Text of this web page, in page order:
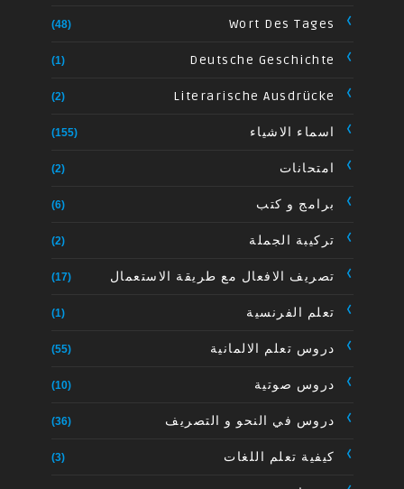
Wort Des Tages
(48)
Deutsche Geschichte
(1)
Literarische Ausdrücke
(2)
اسماء الاشياء (155)
امتحانات (2)
برامج و كتب (6)
تركيبة الجملة (2)
تصريف الافعال مع طريقة الاستعمال (17)
تعلم الفرنسية (1)
دروس تعلم الالمانية (55)
دروس صوتية (10)
دروس في النحو و التصريف (36)
كيفية تعلم اللغات (3)